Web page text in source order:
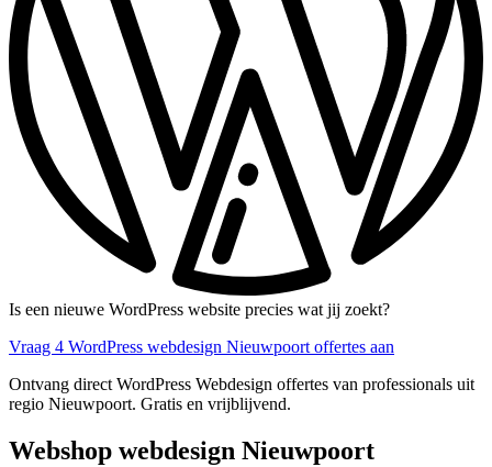
Is een nieuwe WordPress website precies wat jij zoekt?
Vraag 4 WordPress webdesign Nieuwpoort offertes aan
Ontvang direct WordPress Webdesign offertes van professionals uit
regio Nieuwpoort. Gratis en vrijblijvend.
Webshop webdesign Nieuwpoort